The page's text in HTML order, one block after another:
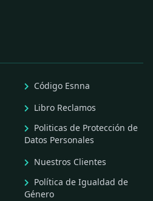
Código Esnna
Libro Reclamos
Politicas de Protección de
Datos Personales
Nuestros Clientes
Política de Igualdad de
Género